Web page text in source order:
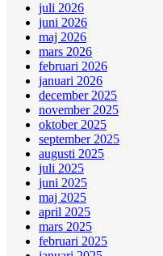
juli 2026
juni 2026
maj 2026
mars 2026
februari 2026
januari 2026
december 2025
november 2025
oktober 2025
september 2025
augusti 2025
juli 2025
juni 2025
maj 2025
april 2025
mars 2025
februari 2025